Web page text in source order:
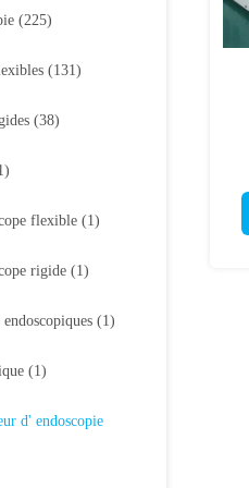
(225)
(131)
(38)
flexible (1)
rigide (1)
(1)
(1)
d' endoscopie